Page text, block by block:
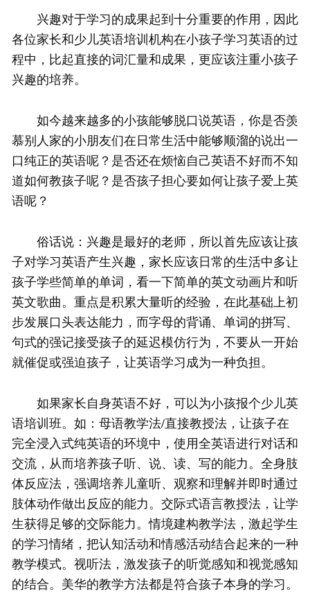
兴趣对于学习的成果起到十分重要的作用，因此
各位家长和少儿英语培训机构在小孩子学习英语的过
程中，比起直接的词汇量和成果，更应该注重小孩子
兴趣的培养。
如今越来越多的小孩能够脱口说英语，你是否羡
慕别人家的小朋友们在日常生活中能够顺溜的说出一
口纯正的英语呢？是否还在烦恼自己英语不好而不知
道如何教孩子呢？是否孩子担心要如何让孩子爱上英
语呢？
俗话说：兴趣是最好的老师，所以首先应该让孩
子对学习英语产生兴趣，家长应该日常的生活中多让
孩子学些简单的单词，看一下简单的英文动画片和听
英文歌曲。重点是积累大量听的经验，在此基础上初
步发展口头表达能力，而字母的背诵、单词的拼写、
句式的强记接受孩子的延迟模仿行为，不要从一开始
就催促或强迫孩子，让英语学习成为一种负担。
如果家长自身英语不好，可以为小孩报个少儿英
语培训班。如：母语教学法/直接教授法，让孩子在
完全浸入式纯英语的环境中，使用全英语进行对话和
交流，从而培养孩子听、说、读、写的能力。全身肢
体反应法，强调培养儿童听、观察和理解并即时通过
肢体动作做出反应的能力。交际式语言教授法，让学
生获得足够的交际能力。情境建构教学法，激起学生
的学习情绪，把认知活动和情感活动结合起来的一种
教学模式。视听法，激发孩子的听觉感知和视觉感知
的结合。美华的教学方法都是符合孩子本身的学习。